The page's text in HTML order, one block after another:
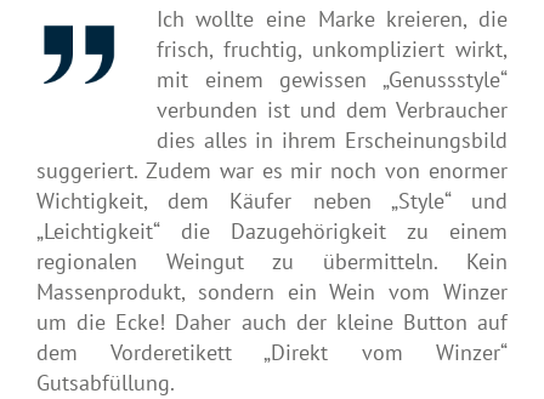
Ich wollte eine Marke kreieren, die
frisch, fruchtig, unkompliziert wirkt,
mit einem gewissen „Genussstyle“
verbunden ist und dem Verbraucher
dies alles in ihrem Erscheinungsbild
suggeriert. Zudem war es mir noch von enormer
Wichtigkeit, dem Käufer neben „Style“ und
„Leichtigkeit“ die Dazugehörigkeit zu einem
regionalen Weingut zu übermitteln. Kein
Massenprodukt, sondern ein Wein vom Winzer
um die Ecke! Daher auch der kleine Button auf
dem Vorderetikett „Direkt vom Winzer“
Gutsabfüllung.